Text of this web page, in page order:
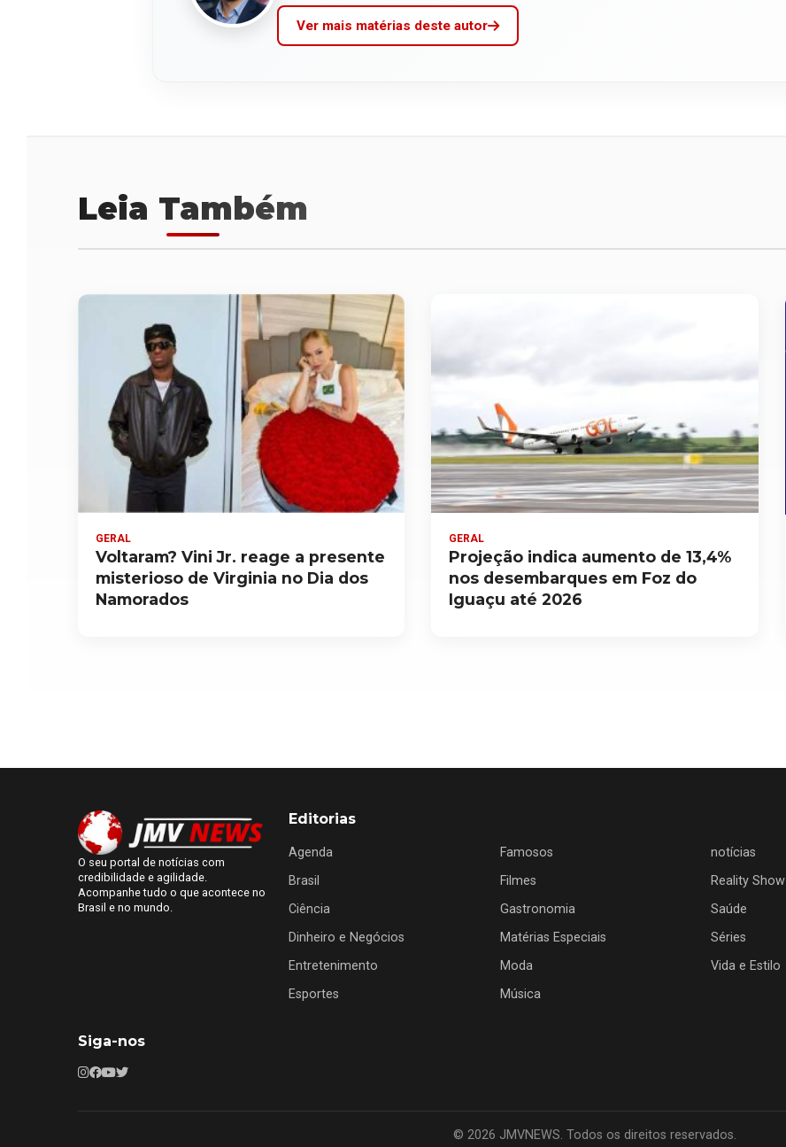
Ver mais matérias deste autor
Leia Também
GERAL
Voltaram? Vini Jr. reage a presente
misterioso de Virginia no Dia dos
Namorados
GERAL
Projeção indica aumento de 13,4%
nos desembarques em Foz do
Iguaçu até 2026
O seu portal de notícias com
credibilidade e agilidade.
Acompanhe tudo o que acontece no
Brasil e no mundo.
Editorias
Agenda
Brasil
Ciência
Dinheiro e Negócios
Entretenimento
Esportes
Famosos
Filmes
Gastronomia
Matérias Especiais
Moda
Música
notícias
Reality Show
Saúde
Séries
Vida e Estilo
Siga-nos
© 2026 JMVNEWS. Todos os direitos reservados.